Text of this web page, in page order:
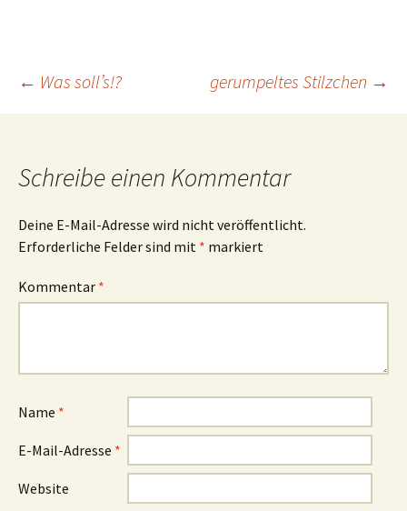
Beitrags-
← Was soll’s!? gerumpeltes Stilzchen →
Schreibe einen Kommentar
Deine E-Mail-Adresse wird nicht veröffentlicht.
Erforderliche Felder sind mit * markiert
Kommentar *
Name *
E-Mail-Adresse *
Website